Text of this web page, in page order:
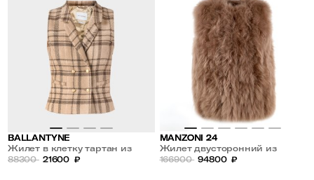
BALLANTYNE
Жилет в клетку тартан из
шерстии кашемира
88300 21600 ₽
MANZONI 24
Жилет двусторонний из
овчины
166900 94800 ₽